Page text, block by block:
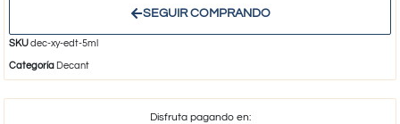
SEGUIR COMPRANDO
SKUdec-xy-edt-5ml
Categoría Decant
Disfruta pagando en: